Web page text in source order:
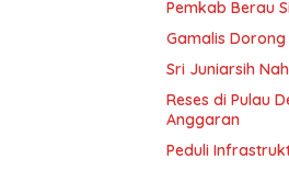
Pemkab Berau
Gamalis
Sri Juniarsih
Reses di Pulau
Anggaran
Peduli